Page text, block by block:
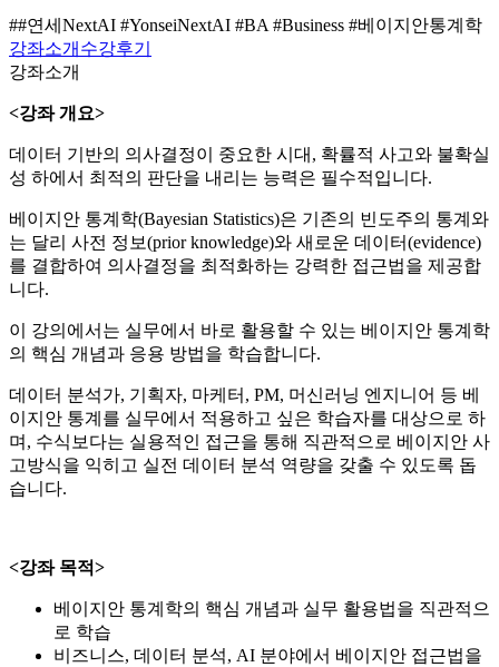
##연세NextAI #YonseiNextAI #BA #Business #베이지안통계학
강좌소개 수강후기
강좌소개
<강좌 개요>
데이터 기반의 의사결정이 중요한 시대, 확률적 사고와 불확실
성 하에서 최적의 판단을 내리는 능력은 필수적입니다.
베이지안 통계학(Bayesian Statistics)은 기존의 빈도주의 통계와
는 달리 사전 정보(prior knowledge)와 새로운 데이터(evidence)
를 결합하여 의사결정을 최적화하는 강력한 접근법을 제공합
니다.
이 강의에서는 실무에서 바로 활용할 수 있는 베이지안 통계학
의 핵심 개념과 응용 방법을 학습합니다.
데이터 분석가, 기획자, 마케터, PM, 머신러닝 엔지니어 등 베
이지안 통계를 실무에서 적용하고 싶은 학습자를 대상으로 하
며, 수식보다는 실용적인 접근을 통해 직관적으로 베이지안 사
고방식을 익히고 실전 데이터 분석 역량을 갖출 수 있도록 돕
습니다.
<강좌 목적>
베이지안 통계학의 핵심 개념과 실무 활용법을 직관적으
로 학습
비즈니스, 데이터 분석, AI 분야에서 베이지안 접근법을